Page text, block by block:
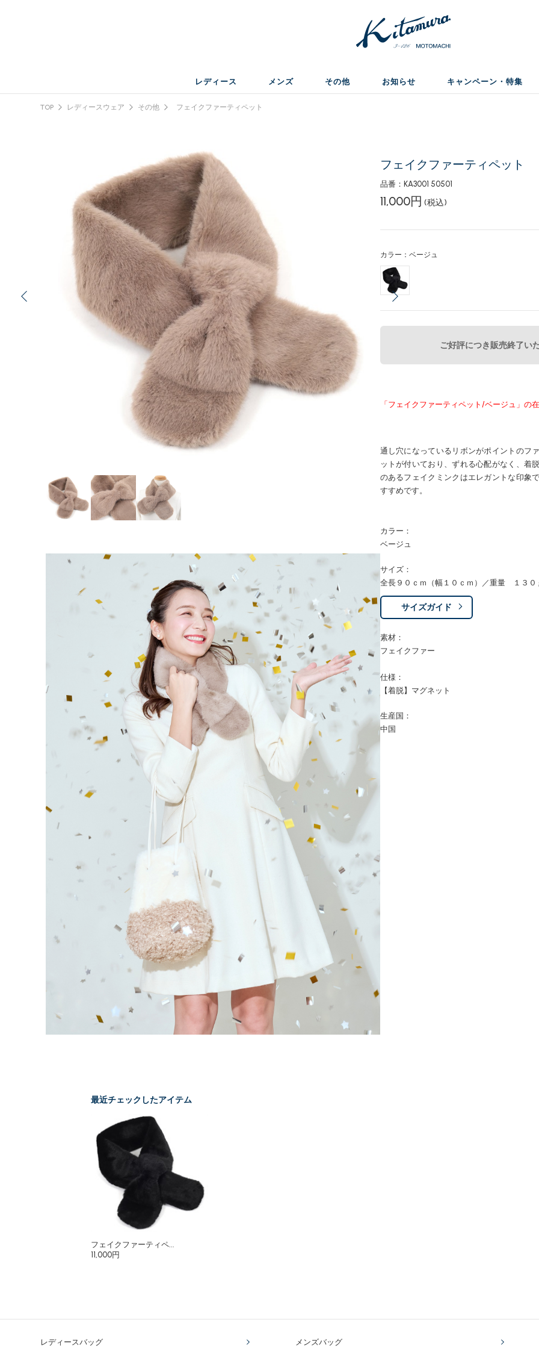
レディース メンズ その他 お知らせ キャンペーン・特集
TOP レディースウェア その他 フェイクファーティペット
フェイクファーティペット
品番：KA3001 50501
11,000円 (税込)
カラー：ベージュ
ご好評につき販売終了い
「フェイクファーティペット/ベージュ」の
通し穴になっているリボンがポイントのフ
ットが付いており、ずれる心配がなく、着
のあるフェイクミンクはエレガントな印象
すすめです。
カラー：
ベージュ
サイズ：
全長９０ｃｍ（幅１０ｃｍ）／重量 １３０
サイズガイド
素材：
フェイクファー
仕様：
【着脱】マグネット
生産国：
中国
最近チェックしたアイテム
フェイクファーティペ...
11,000円
レディースバッグ メンズバッグ